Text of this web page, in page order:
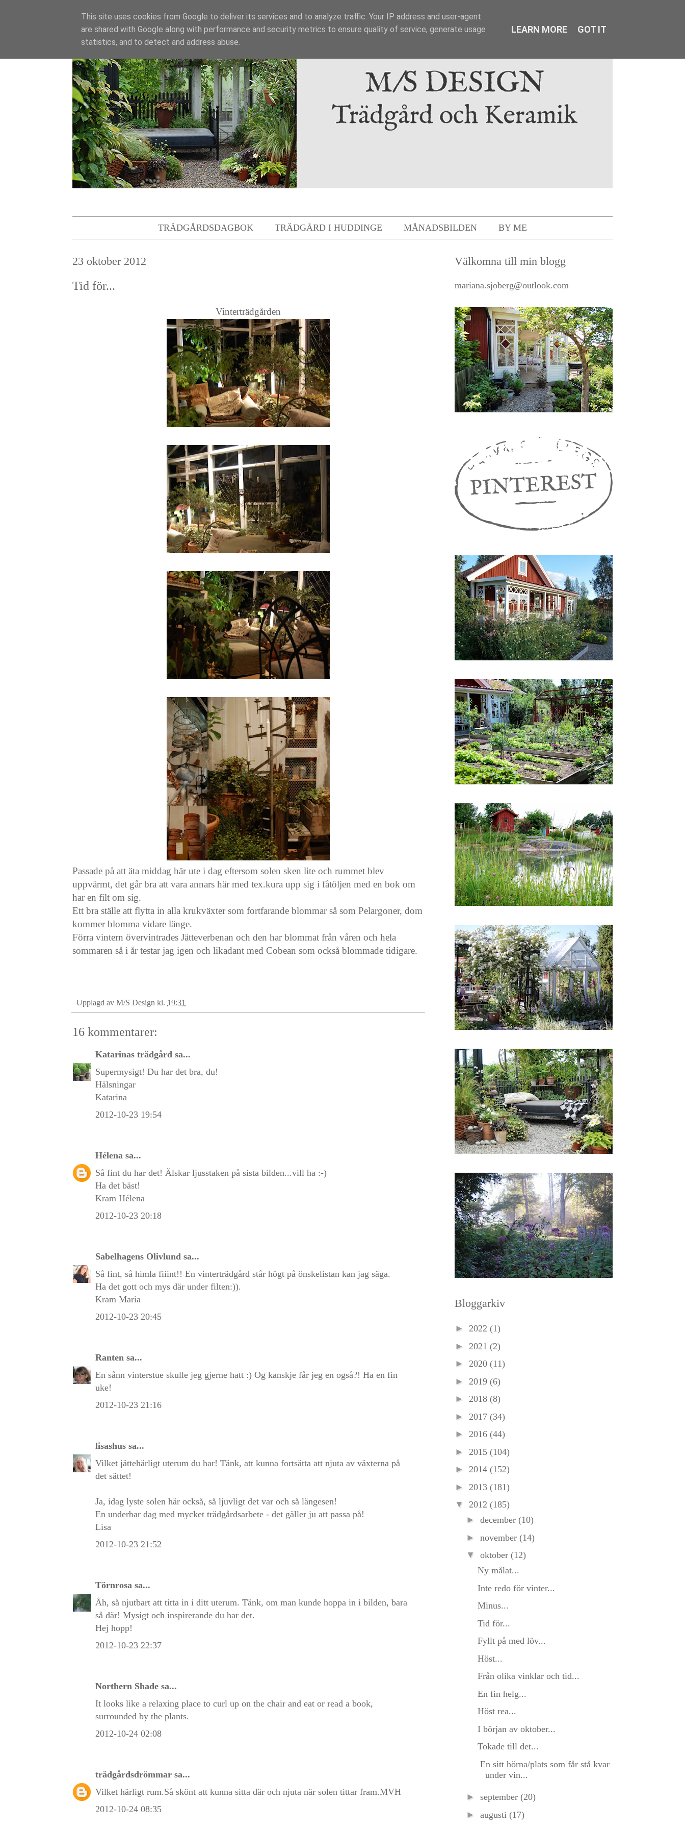
TRÄDGÅRDSDAGBOK TRÄDGÅRD I HUDDINGE MÅNADSBILDEN BY ME
23 oktober 2012
Tid för...
Vinterträdgården
Passade på att äta middag här ute i dag eftersom solen sken lite och rummet blev
uppvärmt, det går bra att vara annars här med tex.kura upp sig i fåtöljen med en bok om
har en filt om sig.
Ett bra ställe att flytta in alla krukväxter som fortfarande blommar så som Pelargoner, dom
kommer blomma vidare länge.
Förra vintern övervintrades Jätteverbenan och den har blommat från våren och hela
sommaren så i år testar jag igen och likadant med Cobean som också blommade tidigare.
Upplagd av M/S Design kl. 19:31
16 kommentarer:
Katarinas trädgård sa...
Supermysigt! Du har det bra, du!
Hälsningar
Katarina
2012-10-23 19:54
Hélena sa...
Så fint du har det! Älskar ljusstaken på sista bilden...vill ha :-)
Ha det bäst!
Kram Hélena
2012-10-23 20:18
Sabelhagens Olivlund sa...
Så fint, så himla fiiint!! En vinterträdgård står högt på önskelistan kan jag säga.
Ha det gott och mys där under filten:)).
Kram Maria
2012-10-23 20:45
Ranten sa...
En sånn vinterstue skulle jeg gjerne hatt :) Og kanskje får jeg en også?! Ha en fin
uke!
2012-10-23 21:16
lisashus sa...
Vilket jättehärligt uterum du har! Tänk, att kunna fortsätta att njuta av växterna på
det sättet!
Ja, idag lyste solen här också, så ljuvligt det var och så längesen!
En underbar dag med mycket trädgårdsarbete - det gäller ju att passa på!
Lisa
2012-10-23 21:52
Törnrosa sa...
Åh, så njutbart att titta in i ditt uterum. Tänk, om man kunde hoppa in i bilden, bara
så där! Mysigt och inspirerande du har det.
Hej hopp!
2012-10-23 22:37
Northern Shade sa...
It looks like a relaxing place to curl up on the chair and eat or read a book,
surrounded by the plants.
2012-10-24 02:08
trädgårdsdrömmar sa...
Vilket härligt rum.Så skönt att kunna sitta där och njuta när solen tittar fram.MVH
2012-10-24 08:35
Välkomna till min blogg
mariana.sjoberg@outlook.com
Bloggarkiv
► 2022 (1)
► 2021 (2)
► 2020 (11)
► 2019 (6)
► 2018 (8)
► 2017 (34)
► 2016 (44)
► 2015 (104)
► 2014 (152)
► 2013 (181)
▼ 2012 (185)
► december (10)
► november (14)
▼ oktober (12)
Ny målat...
Inte redo för vinter...
Minus...
Tid för...
Fyllt på med löv...
Höst...
Från olika vinklar och tid...
En fin helg...
Höst rea...
I början av oktober...
Tokade till det...
En sitt hörna/plats som får stå kvar
under vin...
► september (20)
► augusti (17)
This site uses cookies from Google to deliver its services and to analyze traffic. Your IP address and user-agent
are shared with Google along with performance and security metrics to ensure quality of service, generate usage
statistics, and to detect and address abuse.
LEARN MORE GOT IT